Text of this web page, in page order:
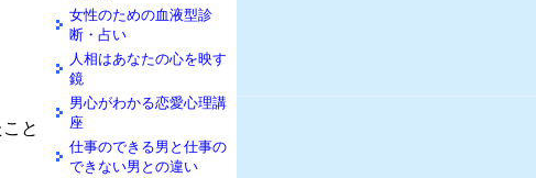
と
女性のための血液型診
断・占い
人相はあなたの心を映す
鏡
男心がわかる恋愛心理講
座
仕事のできる男と仕事の
できない男との違い